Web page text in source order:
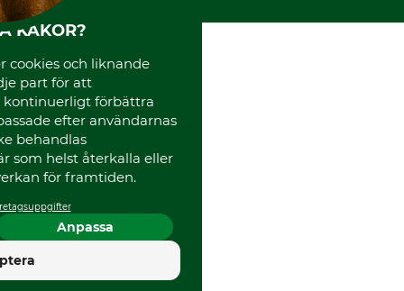
Media
Code of Conduct
KAKOR?
cookies och liknande
part för att
kontinuerligt förbättra
efter användarnas
behandlas
som helst återkalla eller
för framtiden.
Anpassa